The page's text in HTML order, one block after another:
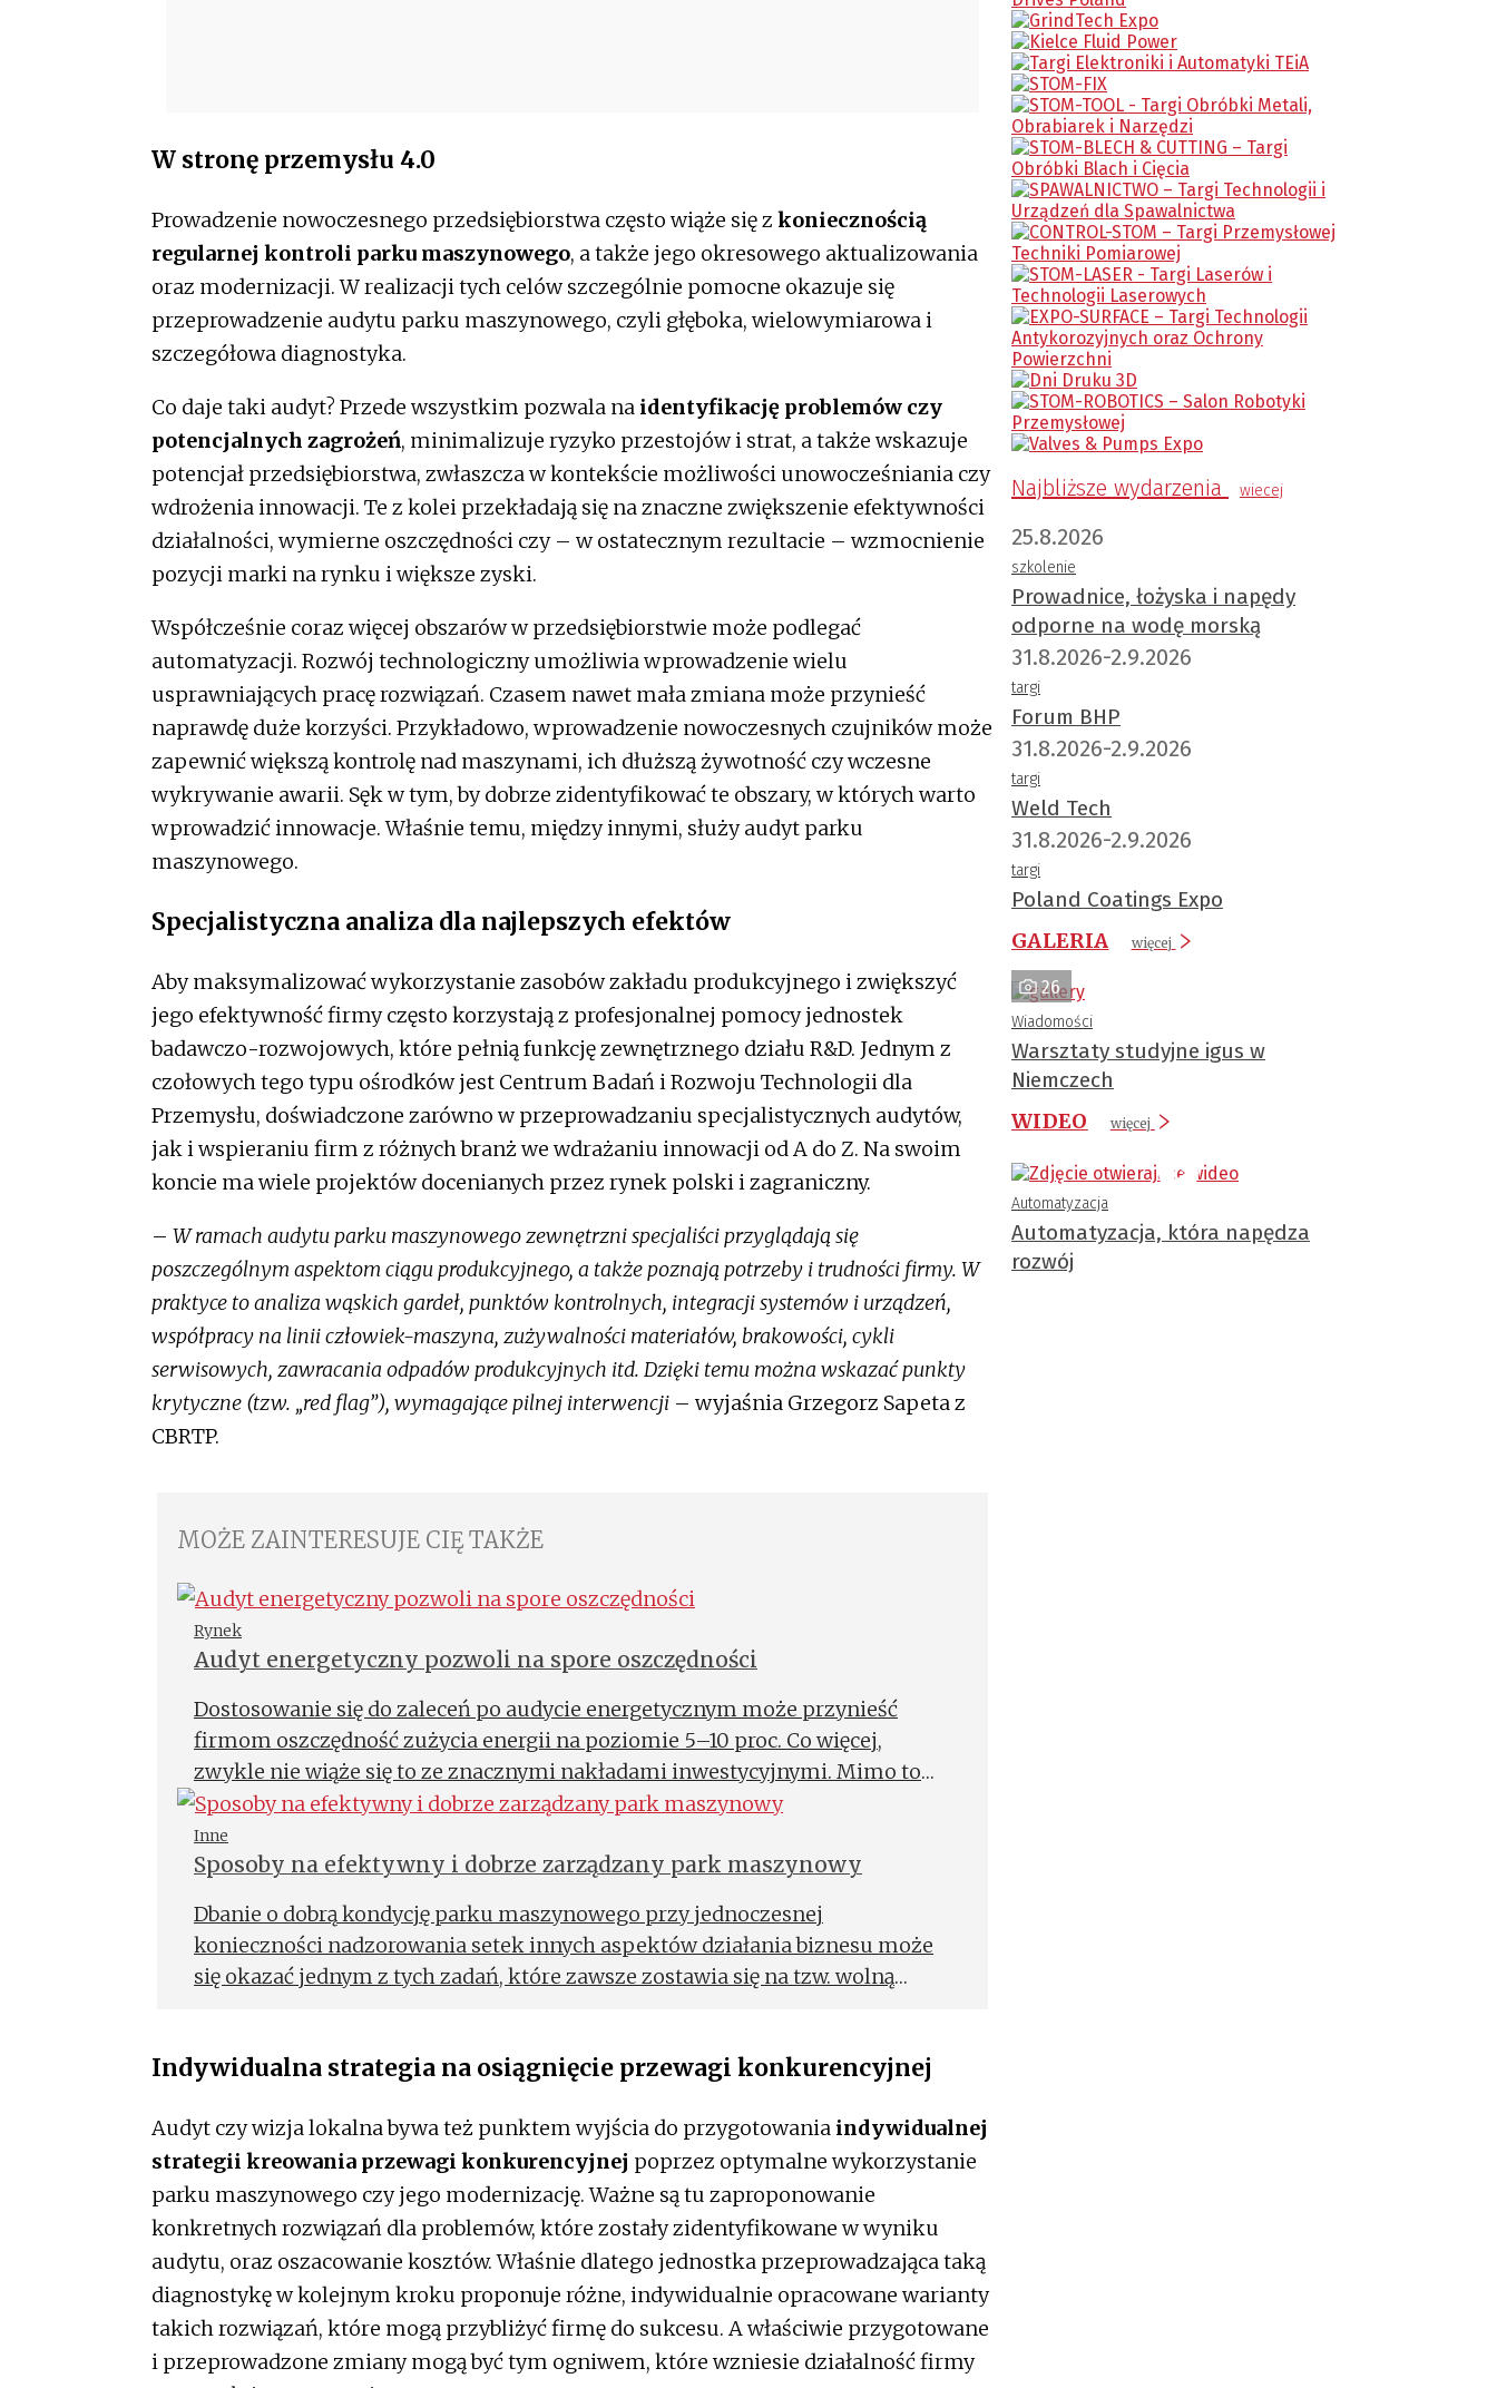
W stronę przemysłu 4.0
Prowadzenie nowoczesnego przedsiębiorstwa często wiąże się z koniecznością
regularnej kontroli parku maszynowego, a także jego okresowego aktualizowania
oraz modernizacji. W realizacji tych celów szczególnie pomocne okazuje się
przeprowadzenie audytu parku maszynowego, czyli głęboka, wielowymiarowa i
szczegółowa diagnostyka.
Co daje taki audyt? Przede wszystkim pozwala na identyfikację problemów czy
potencjalnych zagrożeń, minimalizuje ryzyko przestojów i strat, a także wskazuje
potencjał przedsiębiorstwa, zwłaszcza w kontekście możliwości unowocześniania czy
wdrożenia innowacji. Te z kolei przekładają się na znaczne zwiększenie efektywności
działalności, wymierne oszczędności czy – w ostatecznym rezultacie – wzmocnienie
pozycji marki na rynku i większe zyski.
Współcześnie coraz więcej obszarów w przedsiębiorstwie może podlegać
automatyzacji. Rozwój technologiczny umożliwia wprowadzenie wielu
usprawniających pracę rozwiązań. Czasem nawet mała zmiana może przynieść
naprawdę duże korzyści. Przykładowo, wprowadzenie nowoczesnych czujników może
zapewnić większą kontrolę nad maszynami, ich dłuższą żywotność czy wczesne
wykrywanie awarii. Sęk w tym, by dobrze zidentyfikować te obszary, w których warto
wprowadzić innowacje. Właśnie temu, między innymi, służy audyt parku
maszynowego.
Specjalistyczna analiza dla najlepszych efektów
Aby maksymalizować wykorzystanie zasobów zakładu produkcyjnego i zwiększyć
jego efektywność firmy często korzystają z profesjonalnej pomocy jednostek
badawczo-rozwojowych, które pełnią funkcję zewnętrznego działu R&D. Jednym z
czołowych tego typu ośrodków jest Centrum Badań i Rozwoju Technologii dla
Przemysłu, doświadczone zarówno w przeprowadzaniu specjalistycznych audytów,
jak i wspieraniu firm z różnych branż we wdrażaniu innowacji od A do Z. Na swoim
koncie ma wiele projektów docenianych przez rynek polski i zagraniczny.
– W ramach audytu parku maszynowego zewnętrzni specjaliści przyglądają się
poszczególnym aspektom ciągu produkcyjnego, a także poznają potrzeby i trudności firmy. W
praktyce to analiza wąskich gardeł, punktów kontrolnych, integracji systemów i urządzeń,
współpracy na linii człowiek-maszyna, zużywalności materiałów, brakowości, cykli
serwisowych, zawracania odpadów produkcyjnych itd. Dzięki temu można wskazać punkty
krytyczne (tzw. „red flag”), wymagające pilnej interwencji – wyjaśnia Grzegorz Sapeta z
CBRTP.
MOŻE ZAINTERESUJE CIĘ TAKŻE
Rynek
Audyt energetyczny pozwoli na spore oszczędności
Dostosowanie się do zaleceń po audycie energetycznym może przynieść
firmom oszczędność zużycia energii na poziomie 5–10 proc. Co więcej,
zwykle nie wiąże się to ze znacznymi nakładami inwestycyjnymi. Mimo to
firmy nie zdają sobie sprawy z korzyści, jakie niesie audyt. Część z nich nawet
po jego wykonaniu nie analizuje wniosków audytorów i nie wdraża ich w
życie.
Inne
Sposoby na efektywny i dobrze zarządzany park maszynowy
Dbanie o dobrą kondycję parku maszynowego przy jednoczesnej
konieczności nadzorowania setek innych aspektów działania biznesu może
się okazać jednym z tych zadań, które zawsze zostawia się na tzw. wolną
w Twojej firmie był efektywny i dobrze zarządzany!
Indywidualna strategia na osiągnięcie przewagi konkurencyjnej
Audyt czy wizja lokalna bywa też punktem wyjścia do przygotowania indywidualnej
strategii kreowania przewagi konkurencyjnej poprzez optymalne wykorzystanie
parku maszynowego czy jego modernizację. Ważne są tu zaproponowanie
konkretnych rozwiązań dla problemów, które zostały zidentyfikowane w wyniku
audytu, oraz oszacowanie kosztów. Właśnie dlatego jednostka przeprowadzająca taką
diagnostykę w kolejnym kroku proponuje różne, indywidualnie opracowane warianty
takich rozwiązań, które mogą przybliżyć firmę do sukcesu. A właściwie przygotowane
i przeprowadzone zmiany mogą być tym ogniwem, które wzniesie działalność firmy
Najbliższe wydarzenia wiecej
25.8.2026
szkolenie
Prowadnice, łożyska i napędy
odporne na wodę morską
31.8.2026-2.9.2026
targi
Forum BHP
31.8.2026-2.9.2026
targi
Weld Tech
31.8.2026-2.9.2026
targi
Poland Coatings Expo
GALERIA
więcej
26
Wiadomości
Warsztaty studyjne igus w
Niemczech
WIDEO
więcej
Automatyzacja
Automatyzacja, która napędza
rozwój